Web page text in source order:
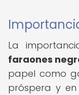
La
faraones
papel como
próspera y